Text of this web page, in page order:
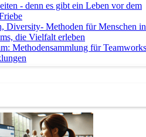
- denn es gibt ein Leben vor dem
Diversity- Methoden für Menschen in
die Vielfalt erleben
Methodensammlung für